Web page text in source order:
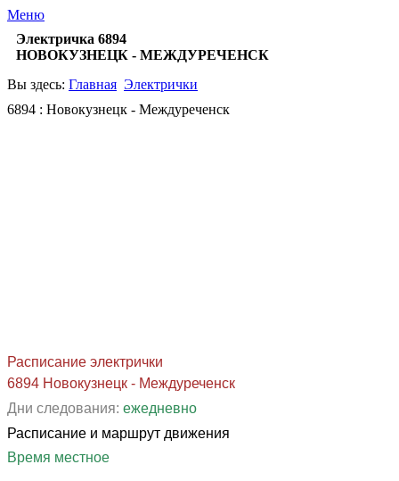
Меню
Электричка 6894
НОВОКУЗНЕЦК - МЕЖДУРЕЧЕНСК
Вы здесь: Главная Электрички
6894 : Новокузнецк - Междуреченск
Расписание электрички
6894 Новокузнецк - Междуреченск
Дни следования: ежедневно
Расписание и маршрут движения
Время местное